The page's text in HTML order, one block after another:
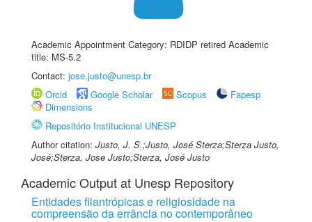
Academic Appointment Category: RDIDP retired Academic
title: MS-5.2
Contact: jose.justo@unesp.br
Orcid
Google Scholar Scopus
Fapesp
Dimensions
Repositório Institucional UNESP
Author citation: Justo, J. S.;Justo, José Sterza;Sterza Justo,
José;Sterza, Jose Justo;Sterza, José Justo
Academic Output at Unesp Repository
Entidades filantrópicas e religiosidade na
compreensão da errância no contemporâneo